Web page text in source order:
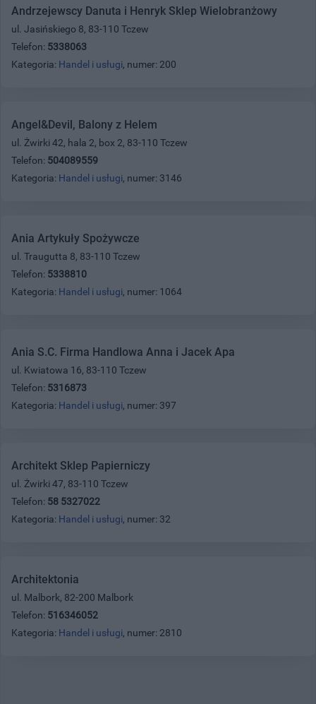
Andrzejewscy Danuta i Henryk Sklep Wielobranżowy
ul. Jasińskiego 8, 83-110 Tczew
Telefon: 5338063
Kategoria: Handel i usługi, numer: 200
Angel&Devil, Balony z Helem
ul. Żwirki 42, hala 2, box 2, 83-110 Tczew
Telefon: 504089559
Kategoria: Handel i usługi, numer: 3146
Ania Artykuły Spożywcze
ul. Traugutta 8, 83-110 Tczew
Telefon: 5338810
Kategoria: Handel i usługi, numer: 1064
Ania S.C. Firma Handlowa Anna i Jacek Apa
ul. Kwiatowa 16, 83-110 Tczew
Telefon: 5316873
Kategoria: Handel i usługi, numer: 397
Architekt Sklep Papierniczy
ul. Żwirki 47, 83-110 Tczew
Telefon: 58 5327022
Kategoria: Handel i usługi, numer: 32
Architektonia
ul. Malbork, 82-200 Malbork
Telefon: 516346052
Kategoria: Handel i usługi, numer: 2810